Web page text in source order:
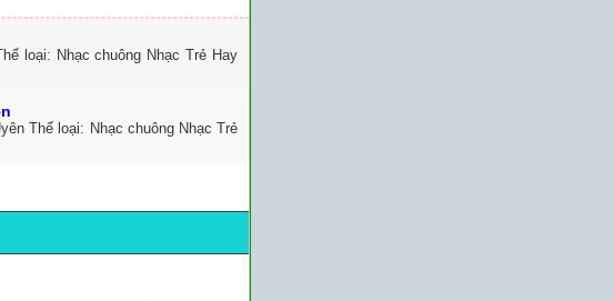
loại: Nhạc chuông Nhạc Trẻ Hay
Thể loại: Nhạc chuông Nhạc Trẻ